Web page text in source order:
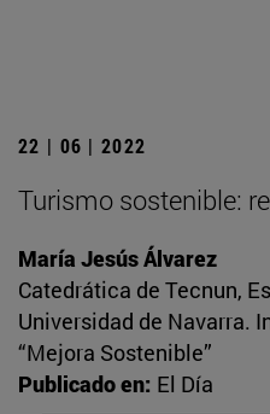
22 | 06 | 2022
Turismo sostenible:
María Jesús Álvarez
Catedrática de Tecnun,
Universidad de Navarra.
“Mejora Sostenible”
Publicado en: El Día